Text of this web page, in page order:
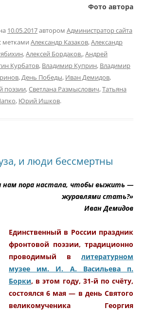
Фото автора
10.05.2017автором Администратор сайта
метками Александр Казаков,Александр
,Алексей Бордаков.,Андрей
Курбатов, Владимир Куприн, Владимир
,День Победы, Иван Демидов,
поэзии,Светлана Размыслович,Татьяна
, Юрий Ишков.
и люди бессмертны
нам пора настала, чтобы выжить —
журавлями стать?»
Иван Демидов
Единственный в России праздник
фронтовой поэзии, традиционно
проводимый в литературном
музее им. И. А. Васильева п.
Борки, в этом году, 31-й по счёту,
состоялся 6 мая — в день Святого
великомученика Георгия